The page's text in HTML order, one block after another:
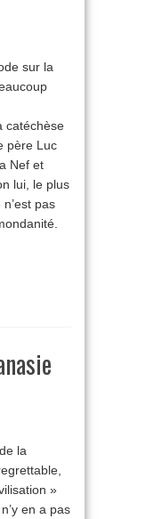
sur la
catéchèse
père Luc
Nef et
lui, le plus
pas
la
»
en a pas